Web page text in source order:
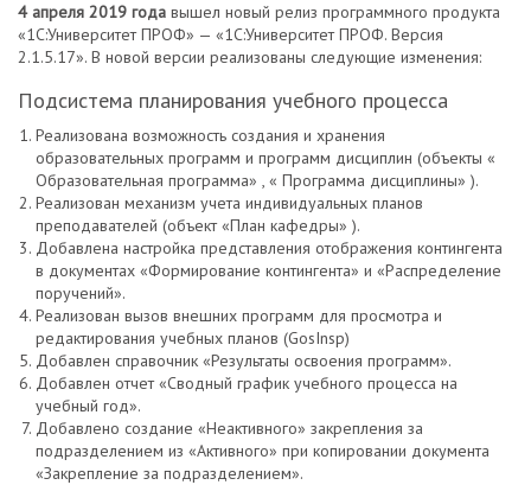
4 апреля 2019 года вышел новый релиз программного продукта
«1С:Университет ПРОФ» — «1С:Университет ПРОФ. Версия
2.1.5.17». В новой версии реализованы следующие изменения:
Подсистема планирования учебного процесса
Реализована возможность создания и хранения
образовательных программ и программ дисциплин (объекты «
Образовательная программа» , « Программа дисциплины» ).
Реализован механизм учета индивидуальных планов
преподавателей (объект «План кафедры» ).
Добавлена настройка представления отображения контингента
в документах «Формирование контингента» и «Распределение
поручений».
Реализован вызов внешних программ для просмотра и
редактирования учебных планов (GosInsp)
Добавлен справочник «Результаты освоения программ».
Добавлен отчет «Сводный график учебного процесса на
учебный год».
Добавлено создание «Неактивного» закрепления за
подразделением из «Активного» при копировании документа
«Закрепление за подразделением».